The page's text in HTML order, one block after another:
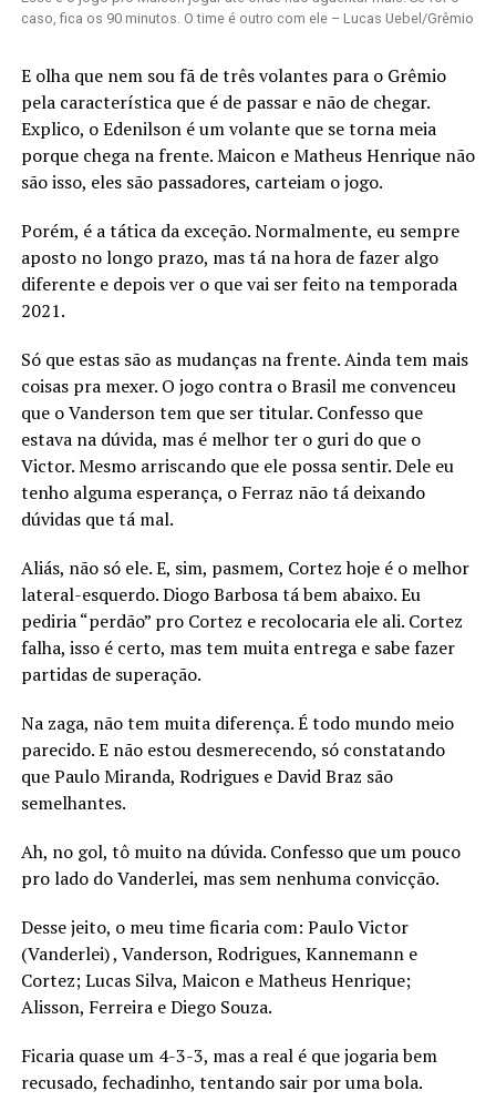
caso, fica os 90 minutos. O time é outro com ele – Lucas Uebel/Grêmio
E olha que nem sou fã de três volantes para o Grêmio
pela característica que é de passar e não de chegar.
Explico, o Edenilson é um volante que se torna meia
porque chega na frente. Maicon e Matheus Henrique não
são isso, eles são passadores, carteiam o jogo.
Porém, é a tática da exceção. Normalmente, eu sempre
aposto no longo prazo, mas tá na hora de fazer algo
diferente e depois ver o que vai ser feito na temporada
2021.
Só que estas são as mudanças na frente. Ainda tem mais
coisas pra mexer. O jogo contra o Brasil me convenceu
que o Vanderson tem que ser titular. Confesso que
estava na dúvida, mas é melhor ter o guri do que o
Victor. Mesmo arriscando que ele possa sentir. Dele eu
tenho alguma esperança, o Ferraz não tá deixando
dúvidas que tá mal.
Aliás, não só ele. E, sim, pasmem, Cortez hoje é o melhor
lateral-esquerdo. Diogo Barbosa tá bem abaixo. Eu
pediria “perdão” pro Cortez e recolocaria ele ali. Cortez
falha, isso é certo, mas tem muita entrega e sabe fazer
partidas de superação.
Na zaga, não tem muita diferença. É todo mundo meio
parecido. E não estou desmerecendo, só constatando
que Paulo Miranda, Rodrigues e David Braz são
semelhantes.
Ah, no gol, tô muito na dúvida. Confesso que um pouco
pro lado do Vanderlei, mas sem nenhuma convicção.
Desse jeito, o meu time ficaria com: Paulo Victor
(Vanderlei) , Vanderson, Rodrigues, Kannemann e
Cortez; Lucas Silva, Maicon e Matheus Henrique;
Alisson, Ferreira e Diego Souza.
Ficaria quase um 4-3-3, mas a real é que jogaria bem
recusado, fechadinho, tentando sair por uma bola.